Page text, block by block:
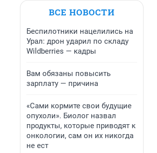
ВСЕ НОВОСТИ
Беспилотники нацелились на
Урал: дрон ударил по складу
Wildberries — кадры
Вам обязаны повысить
зарплату — причина
«Сами кормите свои будущие
опухоли». Биолог назвал
продукты, которые приводят к
онкологии, сам он их никогда
не ест